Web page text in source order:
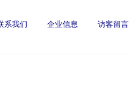
系我们 企业信息 访客留言